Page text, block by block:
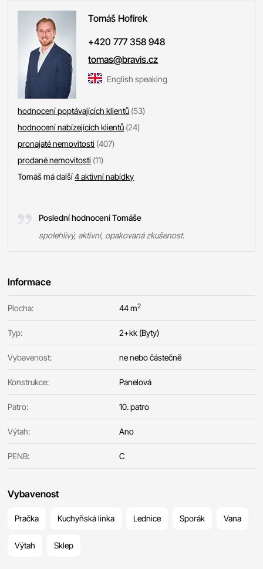
Tomáš Hofírek
+420 777 358 948
tomas@bravis.cz
English speaking
hodnocení poptávajících klientů (53)
hodnocení nabízejících klientů (24)
pronajaté nemovitosti (407)
prodané nemovitosti (11)
Tomáš má další4 aktivní nabídky
Poslední hodnocení Tomáše
spolehlivý, aktivní, opakovaná zkušenost.
Informace
Plocha: 44 m2
Typ: 2+kk (Byty)
Vybavenost: ne nebo částečně
Konstrukce: Panelová
Patro: 10. patro
Výtah: Ano
PENB: C
Vybavenost
Pračka Kuchyňská linka Lednice Sporák Vana
Výtah Sklep